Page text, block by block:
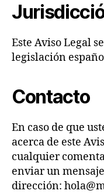
Este Aviso Legal
legislación
Contacto
En caso de que
acerca de este
cualquier
enviar un
dirección: